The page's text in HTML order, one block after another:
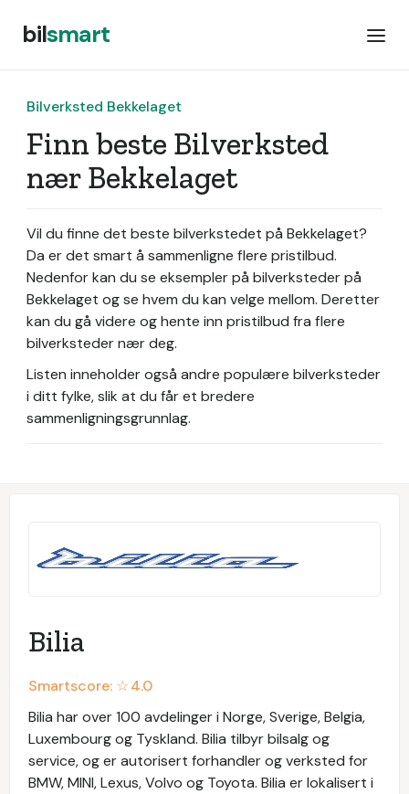
bilsmart
Bilverksted Bekkelaget
Finn beste Bilverksted
nær Bekkelaget
Vil du finne det beste bilverkstedet på Bekkelaget?
Da er det smart å sammenligne flere pristilbud.
Nedenfor kan du se eksempler på bilverksteder på
Bekkelaget og se hvem du kan velge mellom. Deretter
kan du gå videre og hente inn pristilbud fra flere
bilverksteder nær deg.
Listen inneholder også andre populære bilverksteder
i ditt fylke, slik at du får et bredere
sammenligningsgrunnlag.
Bilia
Smartscore: ☆4.0
Bilia har over 100 avdelinger i Norge, Sverige, Belgia,
Luxembourg og Tyskland. Bilia tilbyr bilsalg og
service, og er autorisert forhandler og verksted for
BMW, MINI, Lexus, Volvo og Toyota. Bilia er lokalisert i